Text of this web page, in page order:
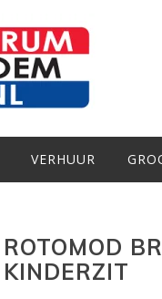
VERHUUR
ROTOMOD
KINDERZIT